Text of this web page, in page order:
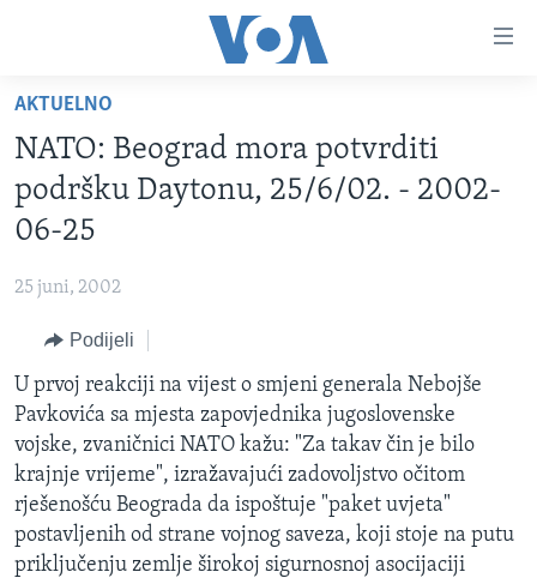
glavni
sadržaj
na
glavnu
Idi
pretragu
VIDEO
FOTOGRAFIJE DANA
SJEDINJENE AMERIČKE DRŽAVE
BOSNA I HERCEGOVINA
SVIJET
NAUKA I TEHNOLOGIJA
SPECIJALNI PROJEKTI
KORUPCIJA
SLOBODA MEDIJA
ŽENSKA STRANA
IZBJEGLIČKA STRANA
MAGAZIN
AKTUELNO
NATO: Beograd mora potvrditi
podršku Daytonu, 25/6/02. - 2002-
06-25
25 juni, 2002
Podijeli
U prvoj reakciji na vijest o smjeni generala Nebojše
Pavkovića sa mjesta zapovjednika jugoslovenske
vojske, zvaničnici NATO kažu: "Za takav čin je bilo
krajnje vrijeme", izražavajući zadovoljstvo očitom
rješenošću Beograda da ispoštuje "paket uvjeta"
postavljenih od strane vojnog saveza, koji stoje na putu
priključenju zemlje širokoj sigurnosnoj asocijaciji